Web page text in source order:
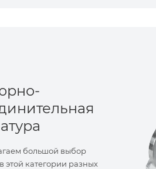
большой выбор
этой категории разных